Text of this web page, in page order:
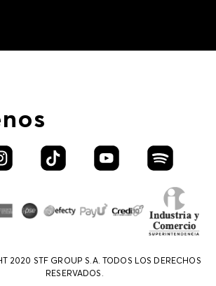
2020 STF GROUP S.A. TODOS LOS DERECHOS
RESERVADOS.